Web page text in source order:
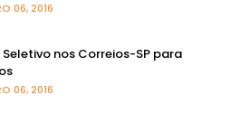
06, 2016
Seletivo nos Correios-SP para
06, 2016